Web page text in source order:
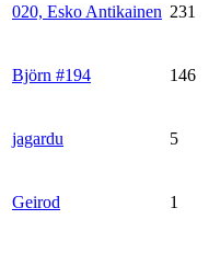
020, Esko Antikainen 231
Björn #194 146
jagardu 5
Geirod 1